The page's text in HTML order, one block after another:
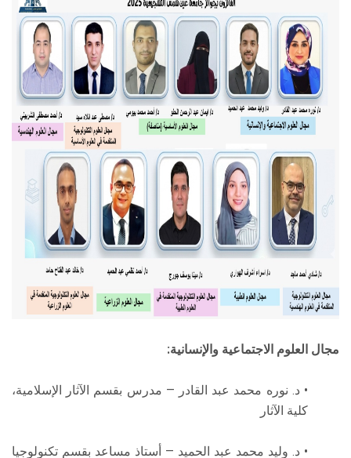
مجال العلوم الاجتماعية والإنسانية:
• د. نوره محمد عبد القادر — مدرس بقسم الآثار الإسلامية،
كلية الآثار
• د. وليد محمد عبد الحميد — أستاذ مساعد بقسم تكنولوجيا